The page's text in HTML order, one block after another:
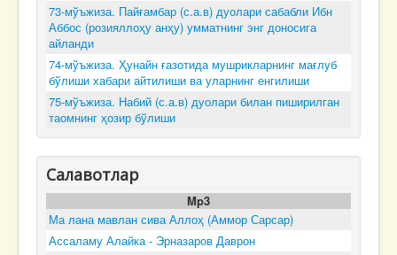
73-мўъжиза. Пайғамбар (с.а.в) дуолари сабабли Ибн
Аббос (розияллоҳу анҳу) умматнинг энг доносига
айланди
74-мўъжиза. Ҳунайн ғазотида мушрикларнинг мағлуб
бўлиши хабари айтилиши ва уларнинг енгилиши
75-мўъжиза. Набий (с.а.в) дуолари билан пиширилган
таомнинг ҳозир бўлиши
Салавотлар
Mp3
Ма лана мавлан сива Аллоҳ (Аммор Сарсар)
Ассаламу Алайка - Эрназаров Даврон